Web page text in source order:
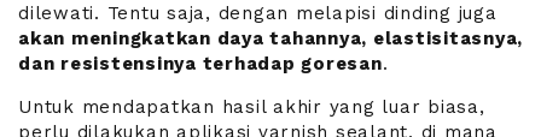
dilewati. Tentu saja, dengan melapisi dinding juga
akan meningkatkan daya tahannya, elastisitasnya,
dan resistensinya terhadap goresan.
Untuk mendapatkan hasil akhir yang luar biasa,
perlu dilakukan aplikasi varnish sealant, di mana